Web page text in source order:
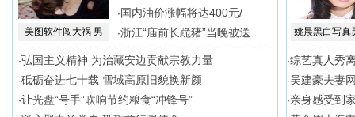
美图软件闯大祸 男
· 国内油价涨幅将达400元/
·浙江“庙前长跪猪”当晚被送
·弘国主义精神 为治藏安边贡献宗教力量
·砥砺奋进七十载 雪域高原旧貌换新颜
·让光盘“号手”吹响节约粮食“冲锋号”
姚晨黑白写真
·综艺真人秀
·吴建豪夫妻
·亲身感受到